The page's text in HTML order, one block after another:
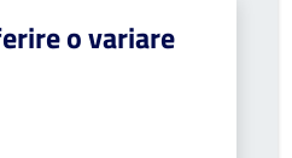
o variare